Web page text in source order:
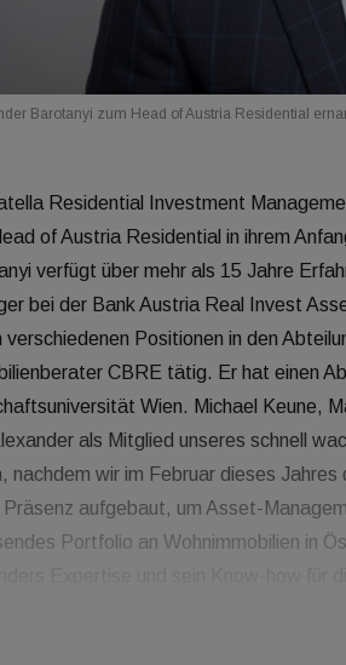
Barotanyi zum Head of Austria Residential
Residential Investment
of Austria Residential in ihrem
verfügt über mehr als 15 Jahre
bei der Bank Austria Real Invest
verschiedenen Positionen in den
CBRE tätig. Er hat einen
Wien. Michael Keune,
als Mitglied unseres schnell
nachdem wir im Februar dieses
Präsenz aufgebaut, um Asset-
Portfolio an Wohnimmobilien in